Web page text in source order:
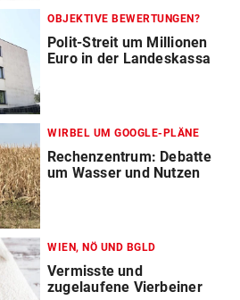
OBJEKTIVE BEWERTUNGEN?
Polit-Streit um Millionen
Euro in der Landeskassa
WIRBEL UM GOOGLE-PLÄNE
Rechenzentrum: Debatte
um Wasser und Nutzen
WIEN, NÖ UND BGLD
Vermisste und
zugelaufene Vierbeiner